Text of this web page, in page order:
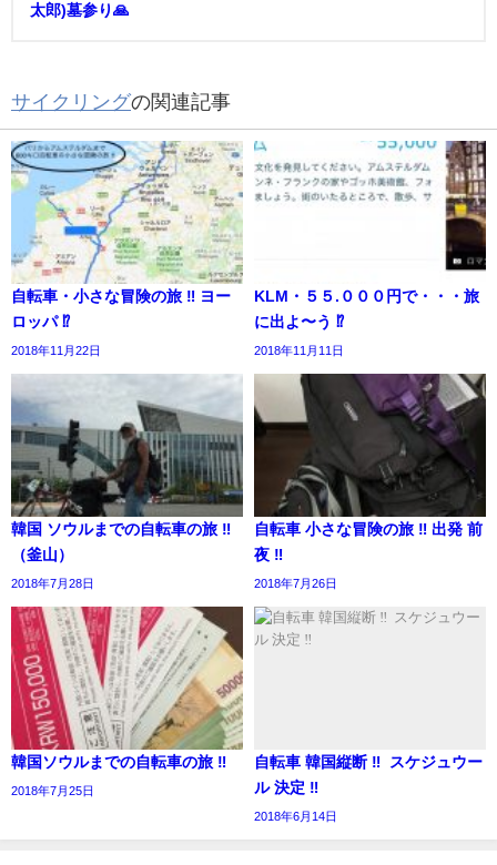
太郎)墓参り🙏
サイクリングの関連記事
自転車・小さな冒険の旅 ‼︎ ヨー
ロッパ ⁉️
2018年11月22日
KLM・５５.０００円で・・・旅
に出よ〜う ⁉︎
2018年11月11日
韓国 ソウルまでの自転車の旅 ‼︎
（釜山）
2018年7月28日
自転車 小さな冒険の旅 ‼︎ 出発 前
夜 ‼️
2018年7月26日
韓国ソウルまでの自転車の旅 ‼︎
2018年7月25日
自転車 韓国縦断 ‼︎ スケジュウー
ル 決定 ‼︎
2018年6月14日